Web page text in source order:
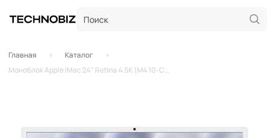
Главная
Каталог
Моноблок Apple iMac 24" Retina 4.5K (M4 10-Core, GPU 10-Core, 16GB, 1TB) Silver (кастомный)